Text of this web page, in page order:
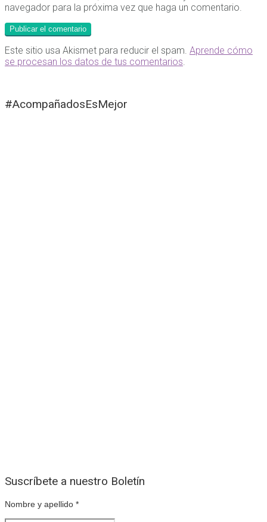
navegador para la próxima vez que haga un comentario.
Este sitio usa Akismet para reducir el spam. Aprende cómo
se procesan los datos de tus comentarios
#AcompañadosEsMejor
Suscríbete a nuestro Boletín
Nombre y apellido *